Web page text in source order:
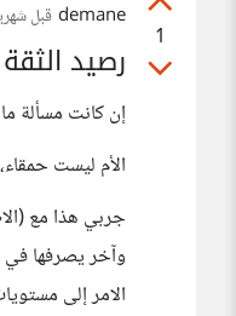
1
demane قبل
رصيد الثقة
إن كانت مسألة
الأم ليست
جربي هذا مع
وآخر يصرفها
الامر إلى